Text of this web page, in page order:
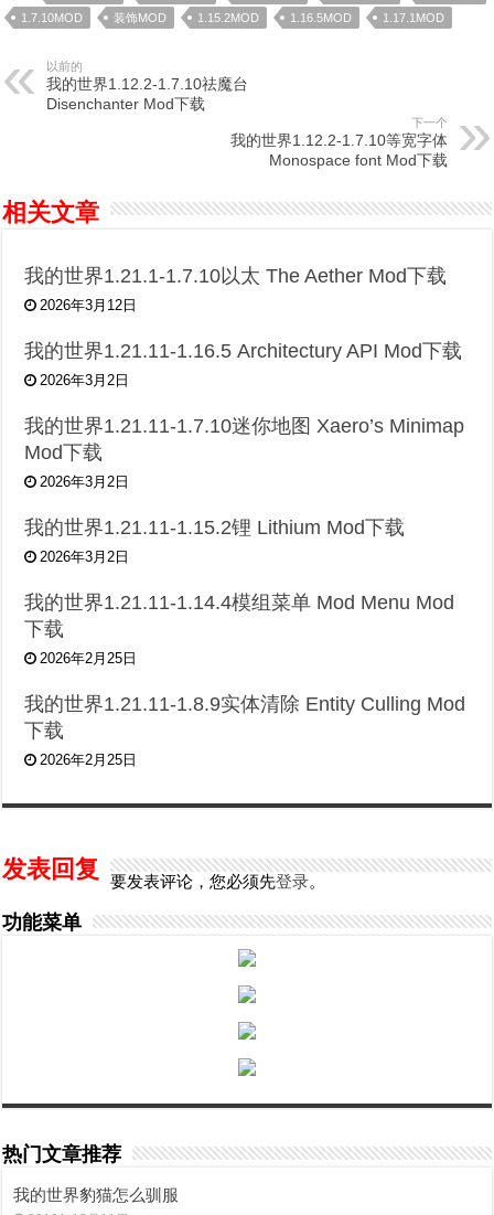
1.7.10MOD 装饰MOD 1.15.2MOD 1.16.5MOD 1.17.1MOD
以前的
我的世界1.12.2-1.7.10祛魔台
Disenchanter Mod下载
下一个
我的世界1.12.2-1.7.10等宽字体
Monospace font Mod下载
相关文章
我的世界1.21.1-1.7.10以太 The Aether Mod下载
2026年3月12日
我的世界1.21.11-1.16.5 Architectury API Mod下载
2026年3月2日
我的世界1.21.11-1.7.10迷你地图 Xaero’s Minimap
Mod下载
2026年3月2日
我的世界1.21.11-1.15.2锂 Lithium Mod下载
2026年3月2日
我的世界1.21.11-1.14.4模组菜单 Mod Menu Mod
下载
2026年2月25日
我的世界1.21.11-1.8.9实体清除 Entity Culling Mod
下载
2026年2月25日
发表回复 要发表评论，您必须先登录。
功能菜单
热门文章推荐
我的世界豹猫怎么驯服